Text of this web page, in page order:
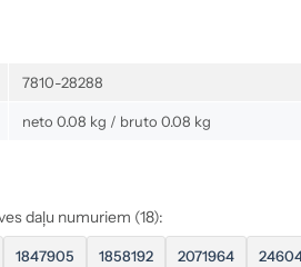
7810-28288
neto 0.08 kg / bruto 0.08 kg
daļu numuriem (18):
1847905 1858192 2071964